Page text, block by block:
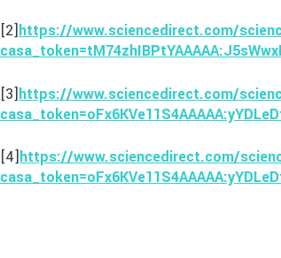
[2]https://www.sciencedirect.com/
[3]https://www.sciencedirect.com/
[4]https://www.sciencedirect.com/